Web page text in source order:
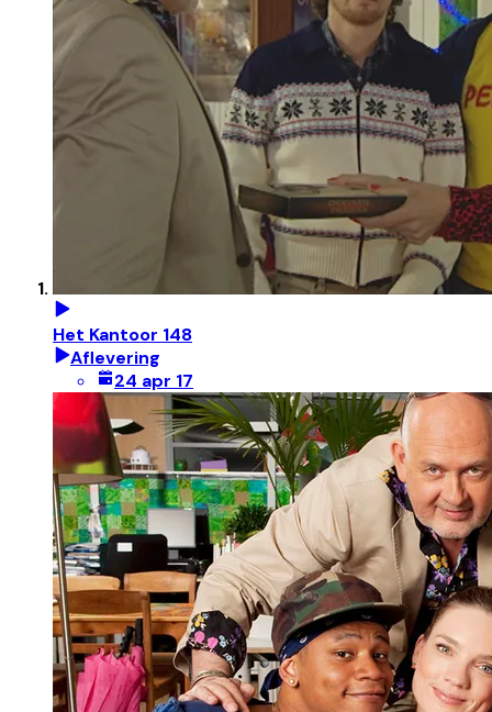
Het Kantoor 148
Aflevering
24 apr 17